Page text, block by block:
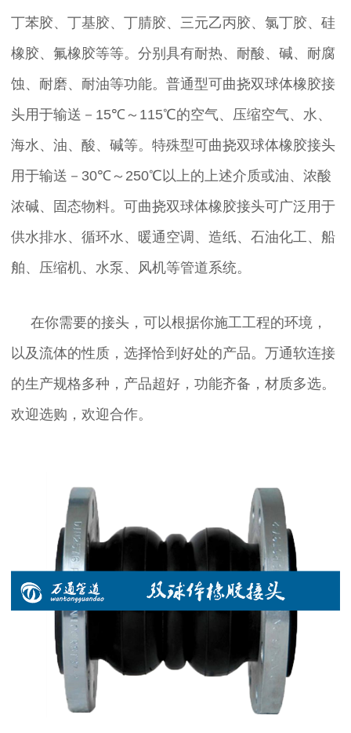
丁苯胶、丁基胶、丁腈胶、三元乙丙胶、氯丁胶、硅
橡胶、氟橡胶等等。分别具有耐热、耐酸、碱、耐腐
蚀、耐磨、耐油等功能。普通型可曲挠双球体橡胶接
头用于输送－15℃～115℃的空气、压缩空气、水、
海水、油、酸、碱等。特殊型可曲挠双球体橡胶接头
用于输送－30℃～250℃以上的上述介质或油、浓酸
浓碱、固态物料。可曲挠双球体橡胶接头可广泛用于
供水排水、循环水、暖通空调、造纸、石油化工、船
舶、压缩机、水泵、风机等管道系统。
在你需要的接头，可以根据你施工工程的环境，
以及流体的性质，选择恰到好处的产品。万通软连接
的生产规格多种，产品超好，功能齐备，材质多选。
欢迎选购，欢迎合作。